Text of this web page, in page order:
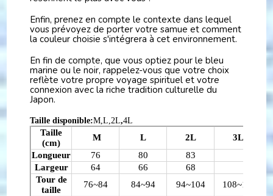
Enfin, prenez en compte le contexte dans lequel
vous prévoyez de porter votre samue et comment
la couleur choisie s'intégrera à cet environnement.
En fin de compte, que vous optiez pour le bleu
marine ou le noir, rappelez-vous que votre choix
reflète votre propre voyage spirituel et votre
connexion avec la riche tradition culturelle du
Japon.
Taille disponible:M,L,2L,4L
Taille
(cm)
M L 2L
3L
Longueur
76 80
83
Largeur
64 66
68
Tour de
taille
76~84 84~94 94~104 108~116